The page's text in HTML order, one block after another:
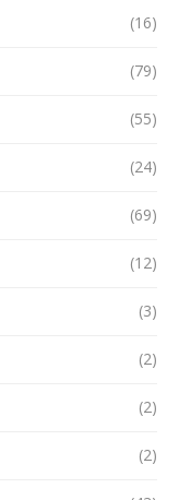
(16)
(79)
(55)
(24)
(69)
(12)
(3)
(2)
(2)
(2)